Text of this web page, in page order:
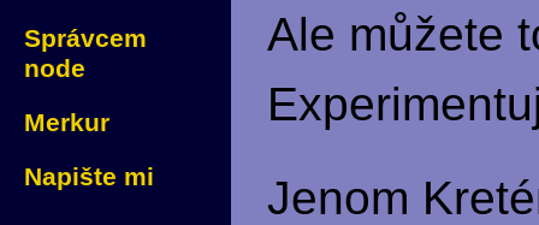
Správcem
node
Merkur
Napište mi
Ale můžete
Jenom